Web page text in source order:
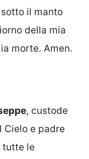
il manto
della mia
morte. Amen.
, custode
Cielo e padre
tutte le